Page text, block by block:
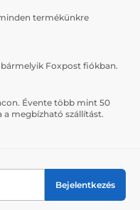
termékünkre
Foxpost fiókban.
Évente több mint 50
a megbízható szállítást.
Bejelentkezés